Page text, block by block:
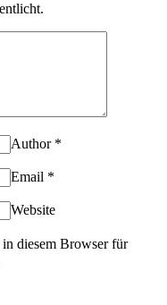
Author *
Email *
Website
diesem Browser für